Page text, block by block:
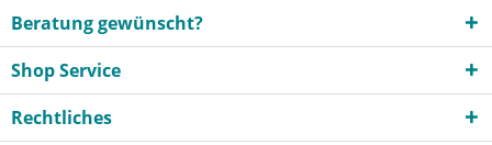
Beratung gewünscht?
Shop Service
Rechtliches